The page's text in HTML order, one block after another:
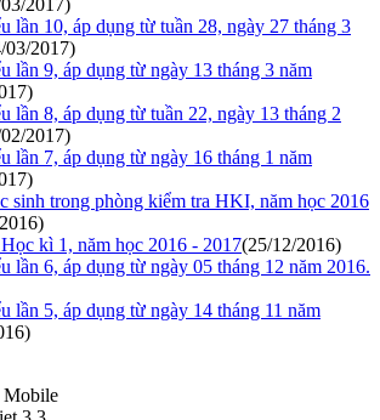
lần 10, áp dụng từ tuần 28, ngày 27 tháng 3
03/2017)
lần 9, áp dụng từ ngày 13 tháng 3 năm
lần 8, áp dụng từ tuần 22, ngày 13 tháng 2
2017)
lần 7, áp dụng từ ngày 16 tháng 1 năm
sinh trong phòng kiểm tra HKI, năm học 2016
kì 1, năm học 2016 - 2017(25/12/2016)
lần 6, áp dụng từ ngày 05 tháng 12 năm 2016.
lần 5, áp dụng từ ngày 14 tháng 11 năm
Mobile